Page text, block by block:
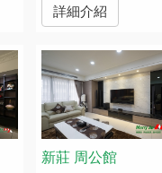
詳細介紹
新莊 周公館